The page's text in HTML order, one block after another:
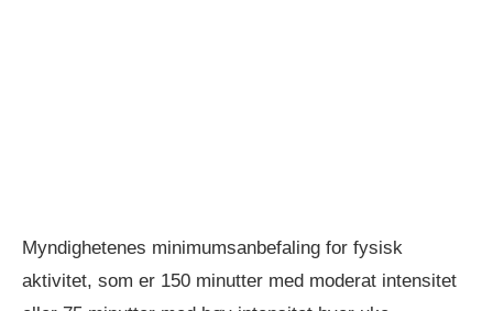
Myndighetenes minimumsanbefaling for fysisk
aktivitet, som er 150 minutter med moderat intensitet